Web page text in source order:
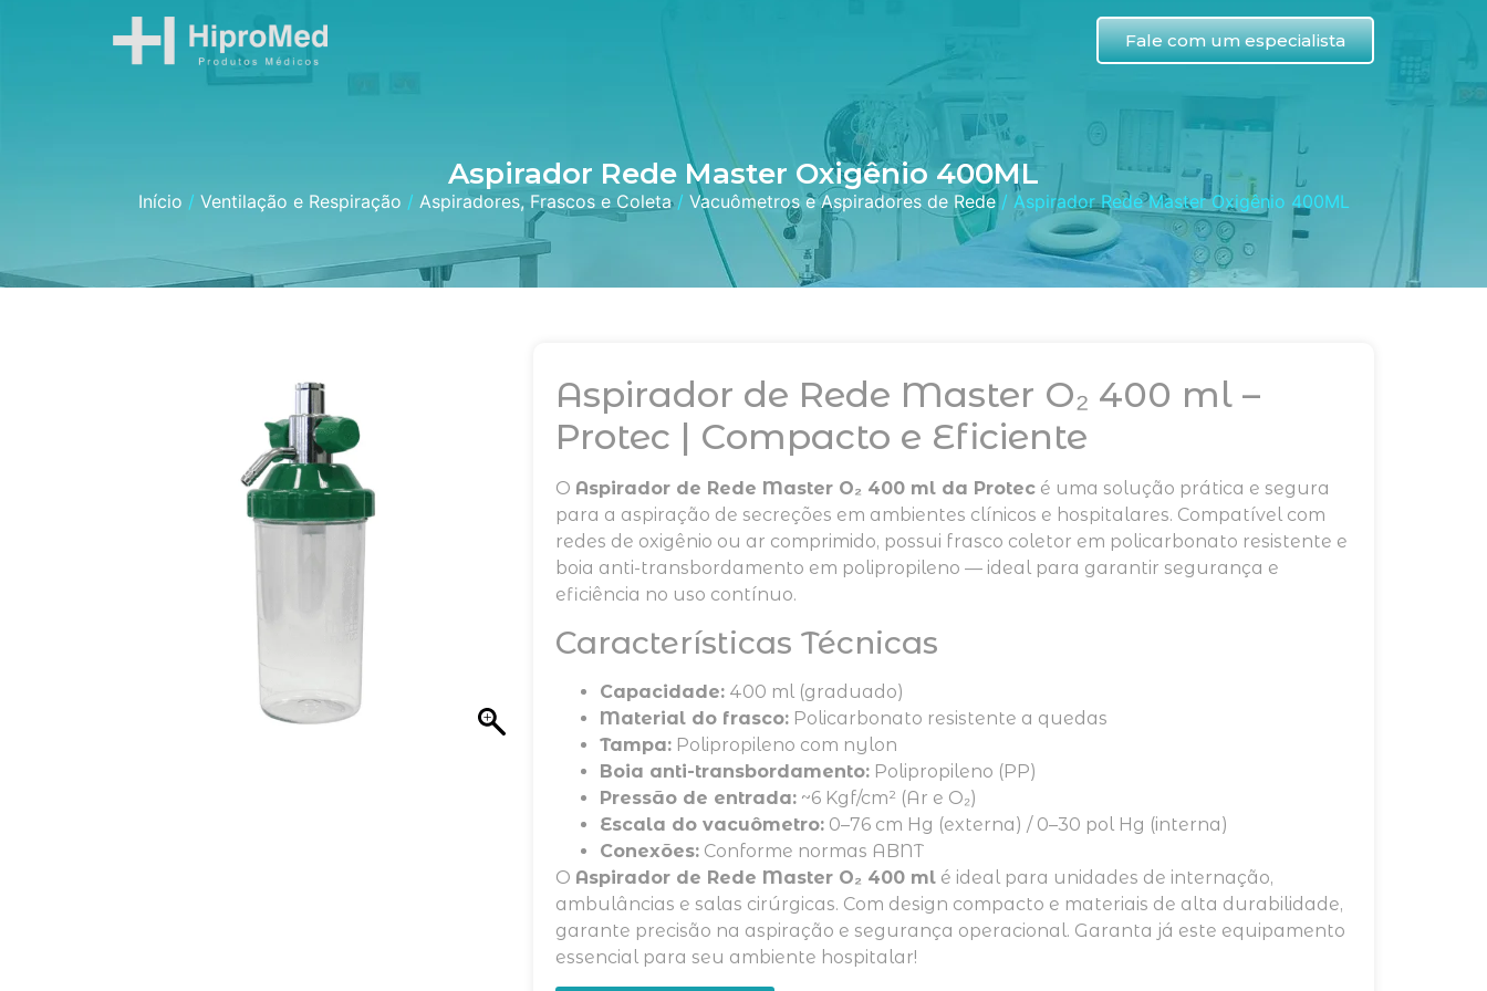
Fale com um especialista
Aspirador Rede Master Oxigênio 400ML
Início / Ventilação e Respiração / Aspiradores, Frascos e Coleta/ Vacuômetros e Aspiradores de Rede/ Aspirador Rede Master Oxigênio 400ML
Aspirador de Rede Master O₂ 400 ml –
Protec | Compacto e Eficiente
O Aspirador de Rede Master O₂ 400 ml da Protecé uma solução prática e segura
para a aspiração de secreções em ambientes clínicos e hospitalares. Compatível com
redes de oxigênio ou ar comprimido, possui frasco coletor em policarbonato resistente e
boia anti-transbordamento em polipropileno — ideal para garantir segurança e
eficiência no uso contínuo.
Características Técnicas
Capacidade:400 ml (graduado)
Material do frasco:Policarbonato resistente a quedas
Tampa:Polipropileno com nylon
Boia anti-transbordamento:Polipropileno (PP)
Pressão de entrada:~6 Kgf/cm² (Ar e O₂)
Escala do vacuômetro:0–76 cm Hg (externa) / 0–30 pol Hg (interna)
Conexões:Conforme normas ABNT
O Aspirador de Rede Master O₂ 400 mlé ideal para unidades de internação,
ambulâncias e salas cirúrgicas. Com design compacto e materiais de alta durabilidade,
garante precisão na aspiração e segurança operacional. Garanta já este equipamento
essencial para seu ambiente hospitalar!